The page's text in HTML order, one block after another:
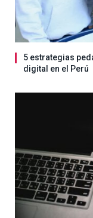
5 estrategias
digital en el Perú